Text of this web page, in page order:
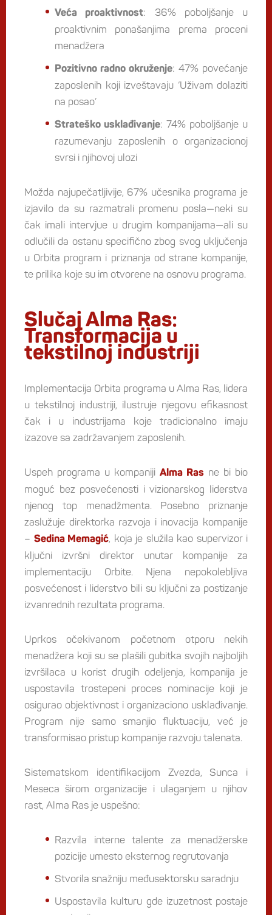
Veća proaktivnost: 36% poboljšanje u
proaktivnim ponašanjima prema proceni
menadžera
Pozitivno radno okruženje: 47% povećanje
zaposlenih koji izveštavaju ‘Uživam dolaziti
na posao’
Strateško usklađivanje: 74% poboljšanje u
razumevanju zaposlenih o organizacionoj
svrsi i njihovoj ulozi
Možda najupečatljivije, 67% učesnika programa je
izjavilo da su razmatrali promenu posla—neki su
čak imali intervjue u drugim kompanijama—ali su
odlučili da ostanu specifično zbog svog uključenja
u Orbita program i priznanja od strane kompanije,
te prilika koje su im otvorene na osnovu programa.
Slučaj Alma Ras:
Transformacija u
tekstilnoj industriji
Implementacija Orbita programa u Alma Ras, lidera
u tekstilnoj industriji, ilustruje njegovu efikasnost
čak i u industrijama koje tradicionalno imaju
izazove sa zadržavanjem zaposlenih.
Uspeh programa u kompaniji Alma Ras ne bi bio
moguć bez posvećenosti i vizionarskog liderstva
njenog top menadžmenta. Posebno priznanje
zaslužuje direktorka razvoja i inovacija kompanije
– Sedina Memagić, koja je služila kao supervizor i
ključni izvršni direktor unutar kompanije za
implementaciju Orbite. Njena nepokolebljiva
posvećenost i liderstvo bili su ključni za postizanje
izvanrednih rezultata programa.
Uprkos očekivanom početnom otporu nekih
menadžera koji su se plašili gubitka svojih najboljih
izvršilaca u korist drugih odeljenja, kompanija je
uspostavila trostepeni proces nominacije koji je
osigurao objektivnost i organizaciono usklađivanje.
Program nije samo smanjio fluktuaciju, već je
transformisao pristup kompanije razvoju talenata.
Sistematskom identifikacijom Zvezda, Sunca i
Meseca širom organizacije i ulaganjem u njihov
rast, Alma Ras je uspešno:
Razvila interne talente za menadžerske
pozicije umesto eksternog regrutovanja
Stvorila snažniju međusektorsku saradnju
Uspostavila kulturu gde izuzetnost postaje